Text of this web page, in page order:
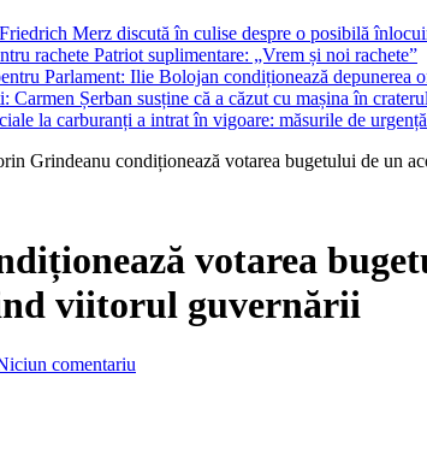
Merz discută în culise despre o posibilă
rachete Patriot suplimentare: „Vrem și noi rachete”
Parlament: Ilie Bolojan condiționează depunerea
Șerban susține că a căzut cu mașina în
la carburanți a intrat în vigoare: măsurile de
Grindeanu condiționează votarea bugetului de un
votarea
viitorul guvernării
comentariu